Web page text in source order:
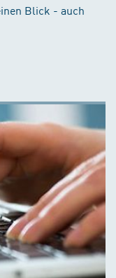
Blick - auch